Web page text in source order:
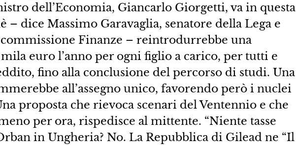
dell’Economia, Giancarlo Giorgetti, va in questa
– dice Massimo Garavaglia, senatore della Lega e
Finanze – reintrodurrebbe una
euro l’anno per ogni figlio a carico, per tutti e
fino alla conclusione del percorso di studi. Una
all’assegno unico, favorendo però i nuclei
proposta che rievoca scenari del Ventennio e che
per ora, rispedisce al mittente. “Niente tasse
in Ungheria? No. La Repubblica di Gilead ne “Il